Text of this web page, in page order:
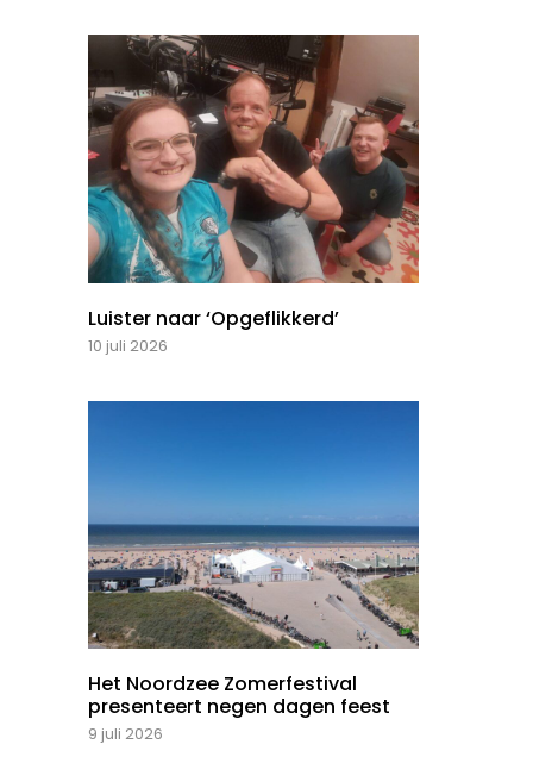
Luister naar ‘Opgeflikkerd’
10 juli 2026
Het Noordzee Zomerfestival
presenteert negen dagen feest
9 juli 2026